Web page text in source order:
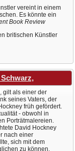
vereint in einem
Es könnte ein
Book Review
britischen Künstler
gilt als einer der
seines Vaters, der
früh gefördert.
- obwohl in
Porträtmalereien.
David Hockney
nach einer
sich mit dem
zu können.